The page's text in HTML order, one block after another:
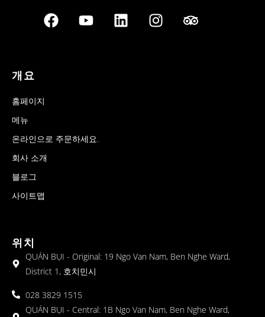
개요
홈페이지
메뉴
온라인으로 주문하세요.
회사 소개
블로그
사이트맵
위치
QUÁN BỤI - Original: 19 Ngo Van Nam, Ben Nghe Ward,
District 1, 호치민시
028 3829 1515
QUÁN BỤI - Central: 1B Ngo Van Nam, Ben Nghe Ward,